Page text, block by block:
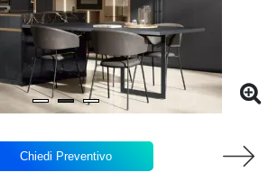
Chiedi Preventivo